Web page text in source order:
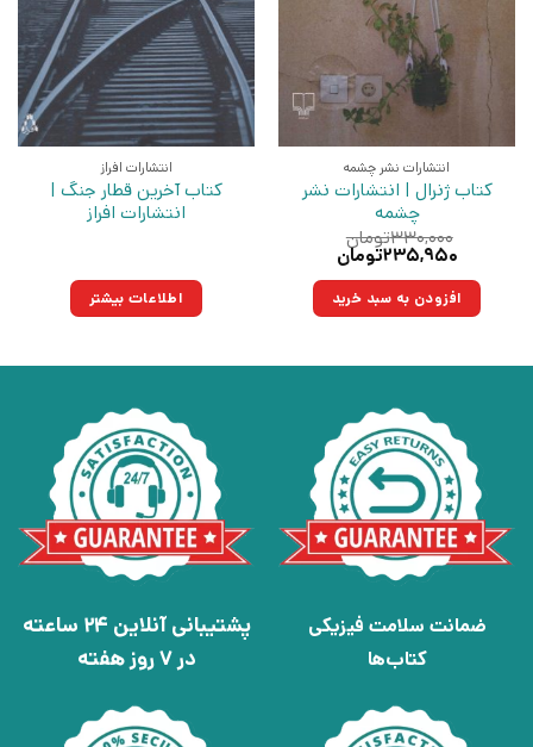
انتشارات نشر چشمه
کتاب ژنرال | انتشارات نشر
چشمه
۳۳۰,۰۰۰تومان
قیمت
۳۳۰,۰۰۰تومان
بود.
۲۳۵,۹۵۰تومان
۲۳۵,۹۵۰تومان.افزودن به سبد خرید
انتشارات افراز
کتاب آخرین قطار جنگ |
انتشارات افراز
اطلاعات بیشتر
ضمانت سلامت فیزیکی
کتاب‌ها
پشتیبانی آنلاین 24 ساعته
در 7 روز هفته